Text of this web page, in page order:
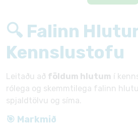
🔍 Falinn
Kennslustofu
Leitaðu að földum hlutum í
rólega og skemmtilega falinn
spjaldtölvu og síma.
🎯 Markmið